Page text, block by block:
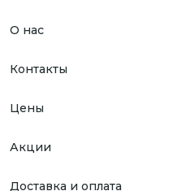
О нас
Контакты
Цены
Акции
Доставка и оплата